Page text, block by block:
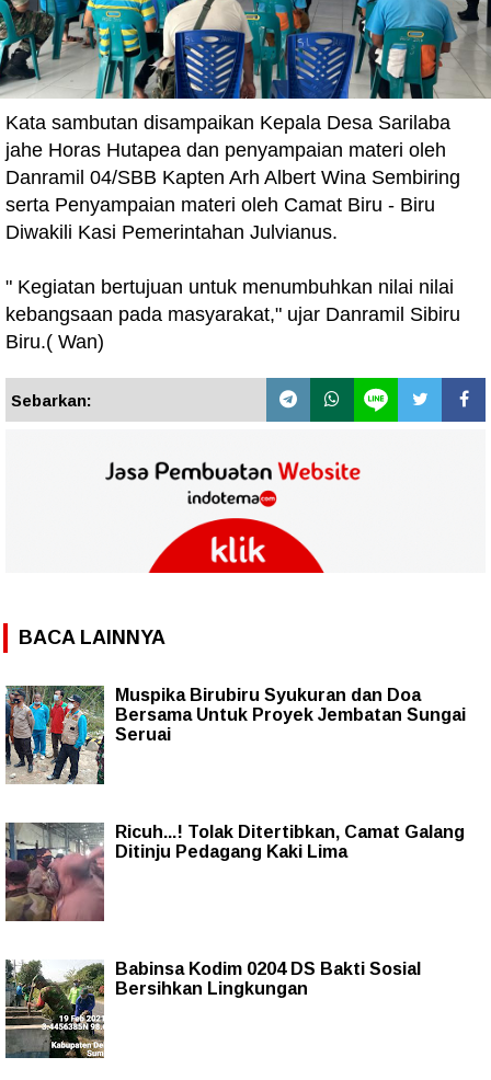
Kata sambutan disampaikan Kepala Desa Sarilaba
jahe Horas Hutapea dan penyampaian materi oleh
Danramil 04/SBB Kapten Arh Albert Wina Sembiring
serta Penyampaian materi oleh Camat Biru - Biru
Diwakili Kasi Pemerintahan Julvianus.
" Kegiatan bertujuan untuk menumbuhkan nilai nilai
kebangsaan pada masyarakat," ujar Danramil Sibiru
Biru.( Wan)
Sebarkan:
BACA LAINNYA
Muspika Birubiru Syukuran dan Doa
Bersama Untuk Proyek Jembatan Sungai
Seruai
Ricuh...! Tolak Ditertibkan, Camat Galang
Ditinju Pedagang Kaki Lima
Babinsa Kodim 0204 DS Bakti Sosial
Bersihkan Lingkungan